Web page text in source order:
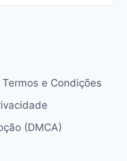
Termos e Condições
(DMCA)